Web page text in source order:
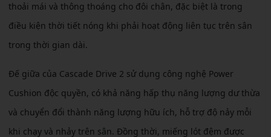
thoải mái và thông thoáng cho đôi chân, đặc biệt là trong
điều kiện thời tiết nóng khi phải hoạt động liên tục trên sân
trong thời gian dài.
Đế giữa của Cascade Drive 2 sử dụng công nghệ Power
Cushion độc quyền, có khả năng hấp thụ năng lượng dư thừa
và chuyển đổi thành năng lượng hữu ích, hỗ trợ độ nảy mỗi
khi chạy và nhảy trên sân. Đồng thời, miếng lót đệm được